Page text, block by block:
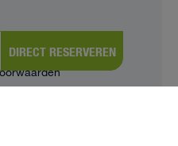
DIRECT RESERVEREN
by iClicks